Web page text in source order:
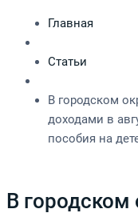
Главная
Статьи
В городском
доходами в
пособия на
В городском